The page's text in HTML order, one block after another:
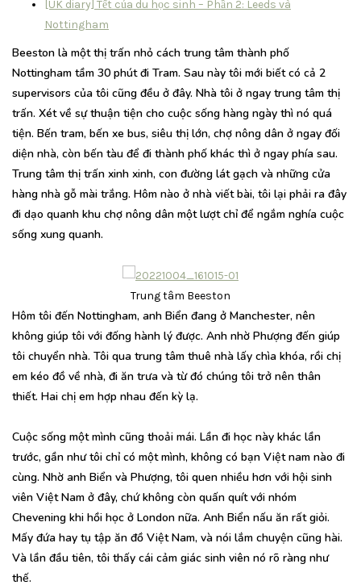
[UK diary] Tết của du học sinh – Phần 2: Leeds và
Nottingham
Beeston là một thị trấn nhỏ cách trung tâm thành phố
Nottingham tầm 30 phút đi Tram. Sau này tôi mới biết có cả 2
supervisors của tôi cũng đều ở đây. Nhà tôi ở ngay trung tâm thị
trấn. Xét về sự thuận tiện cho cuộc sống hàng ngày thì nó quá
tiện. Bến tram, bến xe bus, siêu thị lớn, chợ nông dân ở ngay đối
diện nhà, còn bến tàu để đi thành phố khác thì ở ngay phía sau.
Trung tâm thị trấn xinh xinh, con đường lát gạch và những cửa
hàng nhà gỗ mài trắng. Hôm nào ở nhà viết bài, tôi lại phải ra đây
đi dạo quanh khu chợ nông dân một lượt chỉ để ngắm nghía cuộc
sống xung quanh.
Trung tâm Beeston
Hôm tôi đến Nottingham, anh Biển đang ở Manchester, nên
không giúp tôi với đống hành lý được. Anh nhờ Phượng đến giúp
tôi chuyển nhà. Tôi qua trung tâm thuê nhà lấy chìa khóa, rồi chị
em kéo đồ về nhà, đi ăn trưa và từ đó chúng tôi trở nên thân
thiết. Hai chị em hợp nhau đến kỳ lạ.
Cuộc sống một mình cũng thoải mái. Lần đi học này khác lần
trước, gần như tôi chỉ có một mình, không có bạn Việt nam nào đi
cùng. Nhờ anh Biển và Phượng, tôi quen nhiều hơn với hội sinh
viên Việt Nam ở đây, chứ không còn quấn quít với nhóm
Chevening khi hồi học ở London nữa. Anh Biển nấu ăn rất giỏi.
Mấy đứa hay tụ tập ăn đồ Việt Nam, và nói lắm chuyện cũng hài.
Và lần đầu tiên, tôi thấy cái cảm giác sinh viên nó rõ ràng như
thế.